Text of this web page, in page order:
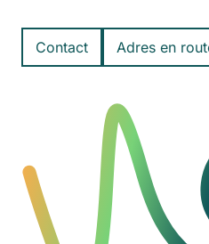
Contact Adres en